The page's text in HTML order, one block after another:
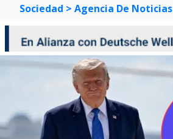
Sociedad > Agencia De Noticias